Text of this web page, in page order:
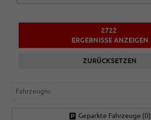
2722
ERGEBNISSE ANZEIGEN
ZURÜCKSETZEN
Fahrzeugnr.
Geparkte Fahrzeuge (0)